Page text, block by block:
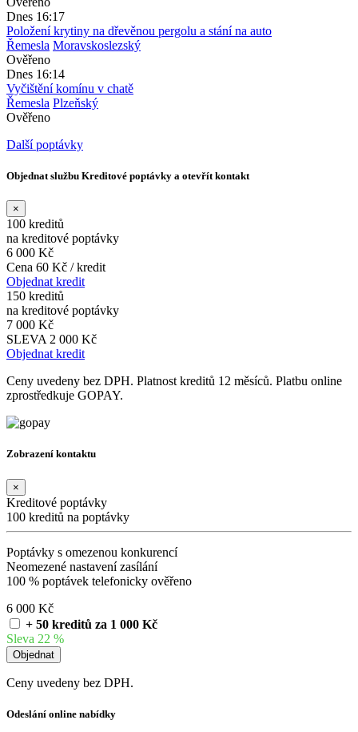
Dnes 16:17
Položení krytiny na dřevěnou pergolu a stání na auto
Řemesla Moravskoslezský
Ověřeno
Dnes 16:14
Vyčištění komínu v chatě
Řemesla Plzeňský
Ověřeno
Další poptávky
Objednat službu Kreditové poptávky a otevřít kontakt
×
100 kreditů
na kreditové poptávky
6 000 Kč
Cena 60 Kč / kredit
Objednat kredit
150 kreditů
na kreditové poptávky
7 000 Kč
SLEVA 2 000 Kč
Objednat kredit
Ceny uvedeny bez DPH. Platnost kreditů 12 měsíců. Platbu online
zprostředkuje GOPAY.
Zobrazení kontaktu
×
Kreditové poptávky
100 kreditů na poptávky
Poptávky s omezenou konkurencí
Neomezené nastavení zasílání
100 % poptávek telefonicky ověřeno
6 000 Kč
+ 50 kreditů za 1 000 Kč
Sleva 22 %
Ceny uvedeny bez DPH.
Odeslání online nabídky